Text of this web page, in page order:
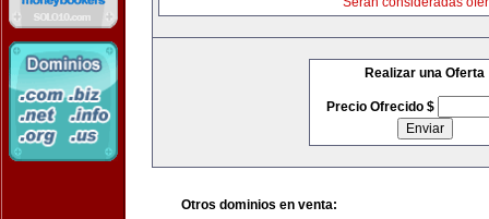
Realizar una Oferta
Precio Ofrecido $
Otros dominios en venta: